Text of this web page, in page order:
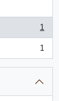
1
1